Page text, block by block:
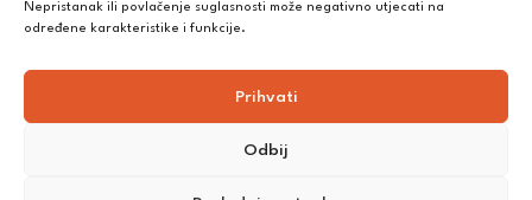
Nepristanak ili povlačenje suglasnosti može negativno utjecati na
određene karakteristike i funkcije.
Prihvati
Odbij
Bankovna transakcija, plaćanje prilikom preuzimanja, CorvusPay